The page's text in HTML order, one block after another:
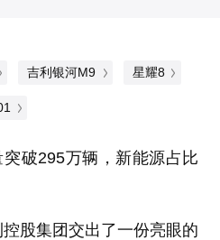
吉利银河M9 星耀8
破295万辆，新能源占比
股集团交出了一份亮眼的